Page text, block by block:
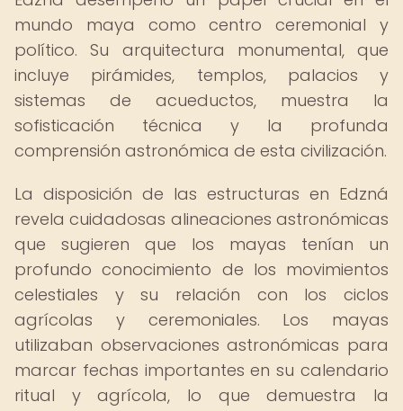
mundo maya como centro ceremonial y
político. Su arquitectura monumental, que
incluye pirámides, templos, palacios y
sistemas de acueductos, muestra la
sofisticación técnica y la profunda
comprensión astronómica de esta civilización.
La disposición de las estructuras en Edzná
revela cuidadosas alineaciones astronómicas
que sugieren que los mayas tenían un
profundo conocimiento de los movimientos
celestiales y su relación con los ciclos
agrícolas y ceremoniales. Los mayas
utilizaban observaciones astronómicas para
marcar fechas importantes en su calendario
ritual y agrícola, lo que demuestra la